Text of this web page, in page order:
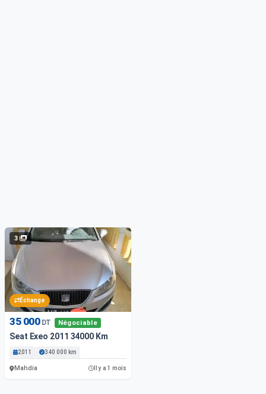
3
Échange
35 000 DT Négociable
Seat Exeo 2011 34000 Km
2011 340 000 km
Mahdia Il y a 1 mois